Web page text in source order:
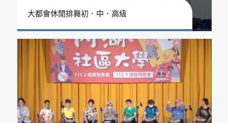
大都會休閒排舞初．中．高級